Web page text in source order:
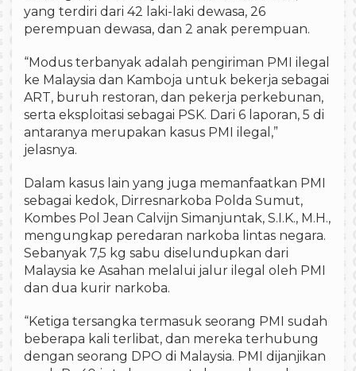
yang terdiri dari 42 laki-laki dewasa, 26
perempuan dewasa, dan 2 anak perempuan.
“Modus terbanyak adalah pengiriman PMI ilegal
ke Malaysia dan Kamboja untuk bekerja sebagai
ART, buruh restoran, dan pekerja perkebunan,
serta eksploitasi sebagai PSK. Dari 6 laporan, 5 di
antaranya merupakan kasus PMI ilegal,”
jelasnya.
Dalam kasus lain yang juga memanfaatkan PMI
sebagai kedok, Dirresnarkoba Polda Sumut,
Kombes Pol Jean Calvijn Simanjuntak, S.I.K., M.H.,
mengungkap peredaran narkoba lintas negara.
Sebanyak 7,5 kg sabu diselundupkan dari
Malaysia ke Asahan melalui jalur ilegal oleh PMI
dan dua kurir narkoba.
“Ketiga tersangka termasuk seorang PMI sudah
beberapa kali terlibat, dan mereka terhubung
dengan seorang DPO di Malaysia. PMI dijanjikan